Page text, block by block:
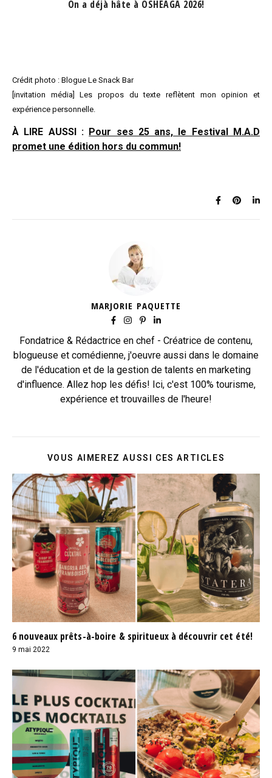
On a déjà hâte à OSHEAGA 2026!
Crédit photo : Blogue Le Snack Bar
[invitation média] Les propos du texte reflètent mon opinion et
expérience personnelle.
À LIRE AUSSI : Pour ses 25 ans, le Festival M.A.D
promet une édition hors du commun!
MARJORIE PAQUETTE
Fondatrice & Rédactrice en chef - Créatrice de contenu,
blogueuse et comédienne, j'oeuvre aussi dans le domaine
de l'éducation et de la gestion de talents en marketing
d'influence. Allez hop les défis! Ici, c'est 100% tourisme,
expérience et trouvailles de l'heure!
VOUS AIMEREZ AUSSI CES ARTICLES
6 nouveaux prêts-à-boire & spiritueux à découvrir cet été!
9 mai 2022